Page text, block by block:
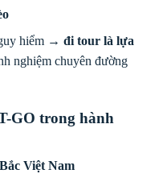
hiểm → đi tour là lựa
nghiệm chuyên đường
GO trong hành
Việt Nam